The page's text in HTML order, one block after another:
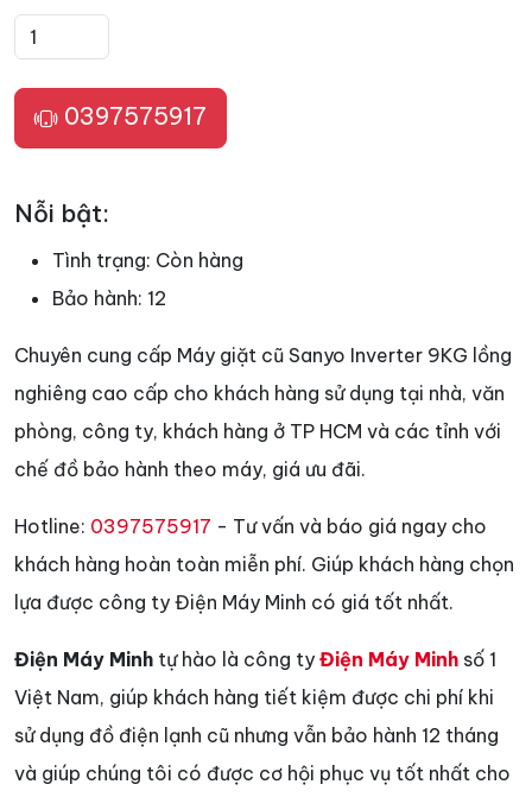
0397575917
Nỗi bật:
Tình trạng: Còn hàng
Bảo hành: 12
Chuyên cung cấp Máy giặt cũ Sanyo Inverter 9KG lồng
nghiêng cao cấp cho khách hàng sử dụng tại nhà, văn
phòng, công ty, khách hàng ở TP HCM và các tỉnh với
chế đồ bảo hành theo máy, giá ưu đãi.
Hotline: 0397575917 - Tư vấn và báo giá ngay cho
khách hàng hoàn toàn miễn phí. Giúp khách hàng chọn
lựa được công ty Điện Máy Minh có giá tốt nhất.
Điện Máy Minh tự hào là công ty Điện Máy Minh số 1
Việt Nam, giúp khách hàng tiết kiệm được chi phí khi
sử dụng đồ điện lạnh cũ nhưng vẫn bảo hành 12 tháng
và giúp chúng tôi có được cơ hội phục vụ tốt nhất cho